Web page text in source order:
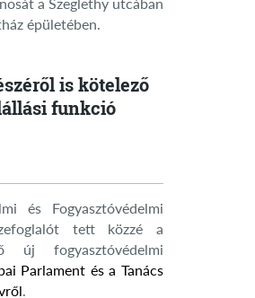
épületében.
is kötelező
funkció
és Fogyasztóvédelmi
tett közzé a
új fogyasztóvédelmi
Parlament és a Tanács
.